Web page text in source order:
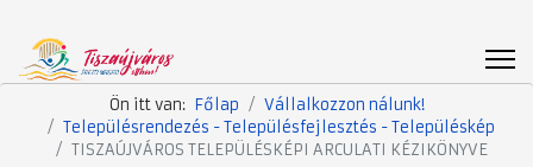
Ön itt van: Főlap
Vállalkozzon nálunk!
Településrendezés - Településfejlesztés - Településkép
TISZAÚJVÁROS TELEPÜLÉSKÉPI ARCULATI KÉZIKÖNYVE